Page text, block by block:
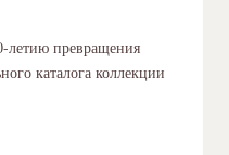
летию превращения
каталога коллекции